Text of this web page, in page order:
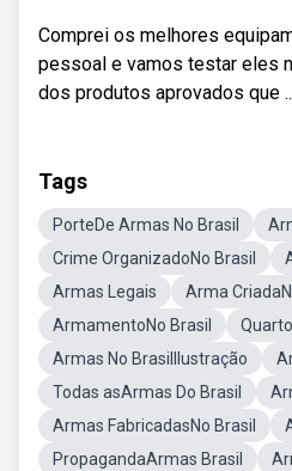
Comprei os melhores
pessoal e vamos testar eles
dos produtos aprovados que
Tags
PorteDe Armas No Brasil
Crime OrganizadoNo Brasil
Armas Legais
Arma
ArmamentoNo Brasil
Armas No BrasilIlustração
Todas asArmas Do Brasil
Armas FabricadasNo Brasil
PropagandaArmas Brasil